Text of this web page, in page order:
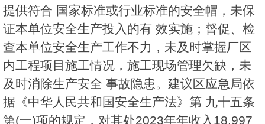
提供符合 国家标准或行业标准的安全帽，未保
证本单位安全生产投入的有 效实施；督促、检
查本单位安全生产工作不力，未及时掌握厂区
内工程项目施工情况，施工现场管理欠缺，未
及时消除生产安全 事故隐患。建议区应急局依
据《中华人民共和国安全生产法》第 九十五条
第(一)项的规定，对其处2023年年收入18.997